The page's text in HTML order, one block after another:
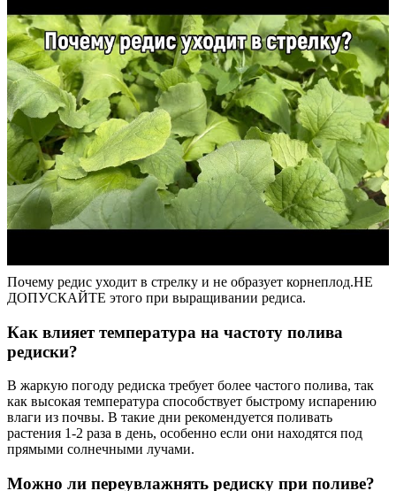
Почему редис уходит в стрелку и не образует корнеплод.НЕ
ДОПУСКАЙТЕ этого при выращивании редиса.
Как влияет температура на частоту полива
редиски?
В жаркую погоду редиска требует более частого полива, так
как высокая температура способствует быстрому испарению
влаги из почвы. В такие дни рекомендуется поливать
растения 1-2 раза в день, особенно если они находятся под
прямыми солнечными лучами.
Можно ли переувлажнять редиску при поливе?